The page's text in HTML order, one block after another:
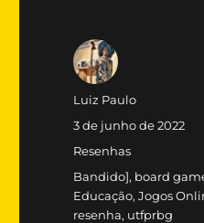
Autor
Luiz Paulo
Publicado
3 de junho de 2022
Categorias
Resenhas
Tags
Bandido], board
Educação,Jogos
resenha, utfprbg